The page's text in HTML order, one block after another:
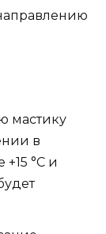
мастику
в
°С и